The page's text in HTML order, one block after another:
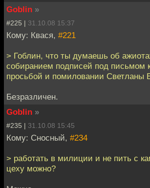
Goblin »
#225 | 31.10.08 15:37
Кому: Квася, #221
> Гоблин, что ты думаешь об
собиранием подписей под письмом
просьбой и помиловании Светланы
Безразличен.
Goblin »
#235 | 31.10.08 15:45
Кому: Сносный, #234
> работать в милиции и не пить с
цеху можно?